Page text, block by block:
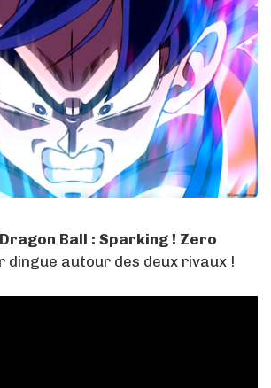
Dragon Ball : Sparking ! Zero
dingue autour des deux rivaux !